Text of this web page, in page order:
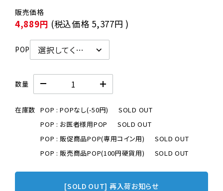
4,889円 (税込価格 5,377円 )
POP
数量
在庫数 POP : POPなし(-50円)
SOLD OUT
POP : お医者様用POP
SOLD OUT
POP : 販促商品POP(専用コイン用)
SOLD OUT
POP : 販売商品POP(100円硬貨用)
SOLD OUT
[SOLD OUT] 再入荷お知らせ